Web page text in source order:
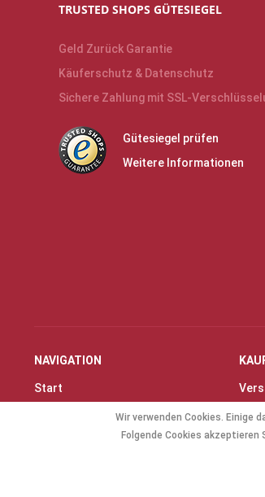
TRUSTED SHOPS GÜTESIEGEL
Geld Zurück Garantie
Käuferschutz & Datenschutz
Sichere Zahlung mit SSL-
Gütesiegel prüfen
Weitere Informationen
NAVIGATION
Start
Instrumente & Zubehör
Wir verwenden Cookies. Einige
Folgende Cookies